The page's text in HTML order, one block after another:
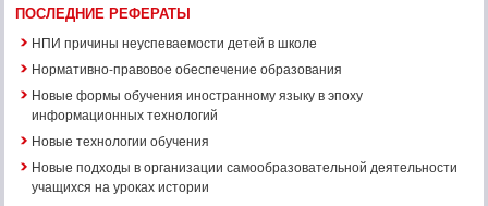
ПОСЛЕДНИЕ РЕФЕРАТЫ
НПИ причины неуспеваемости детей в школе
Нормативно-правовое обеспечение образования
Новые формы обучения иностранному языку в эпоху
информационных технологий
Новые технологии обучения
Новые подходы в организации самообразовательной деятельности
учащихся на уроках истории